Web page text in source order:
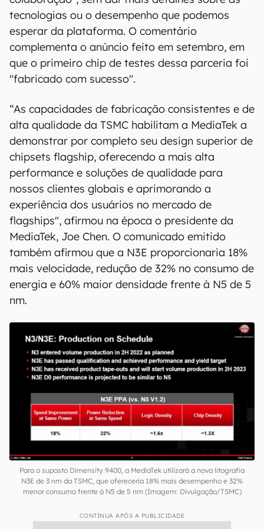
litografiaIntel16 (22 nm), mas deu atenção
especial à parceria com a TSMC, cuja aguardada
litografia N3E (3 nm) será usada para a
produção do próximo processador Dimensity
para celulares.
Na ocasião, Rick Tsai apenas reforçou que
ambas as empresas "têm uma forte
colaboração", sem dar mais detalhes sobre as
tecnologias ou o desempenho que podemos
esperar da plataforma. O comentário
complementa o anúncio feito em setembro, em
que o primeiro chip de testes dessa parceria foi
"fabricado com sucesso".
“As capacidades de fabricação consistentes e de
alta qualidade da TSMC habilitam a MediaTek a
demonstrar por completo seu design superior de
chipsets flagship, oferecendo a mais alta
nossos clientes globais e aprimorando a
experiência dos usuários no mercado de
flagships", afirmou na época o presidente da
MediaTek, Joe Chen. O comunicado emitido
também afirmou que a N3E proporcionaria 18%
mais velocidade, redução de 32% no consumo de
energia e 60% maior densidade frente à N5 de 5